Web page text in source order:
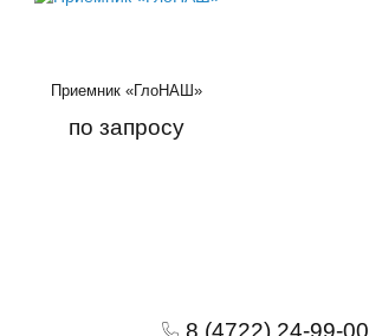
Приемник «ГлоНАШ»
по запросу
8 (4722) 24-99-00